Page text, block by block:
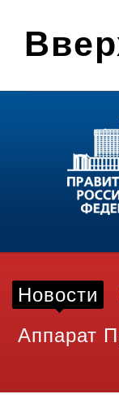
Новости
Аппарат